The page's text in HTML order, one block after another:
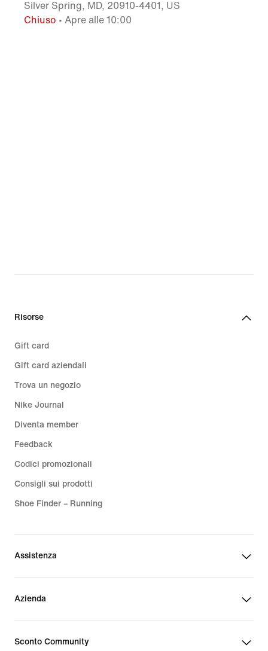
Silver Spring, MD, 20910-4401, US
Chiuso • Apre alle 10:00
Risorse
Gift card
Gift card aziendali
Trova un negozio
Nike Journal
Diventa member
Feedback
Codici promozionali
Consigli sui prodotti
Shoe Finder – Running
Assistenza
Azienda
Sconto Community